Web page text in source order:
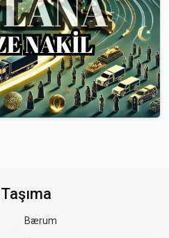
Bærum